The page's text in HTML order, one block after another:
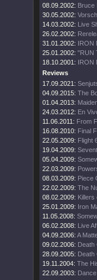
08.09.2002: Bruce
30.05.2002:
14.03.2002: Live
26.02.2002:
31.01.2002: IRON
25.01.2002: "RUN
18.10.2001: IRON
Reviews
17.09.2021:
04.09.2015: The
01.04.2013:
24.03.2012: En
11.06.2011: From
16.08.2010: Final
22.05.2009: Flight
19.04.2009:
05.04.2009:
22.03.2009:
08.03.2009: Piece
22.02.2009: The
08.02.2009: Killers
25.01.2009: Iron
11.05.2008:
06.02.2008: Live
04.09.2006: A
09.02.2006: Death
28.09.2005: Death
19.11.2004: The
22.09.2003: